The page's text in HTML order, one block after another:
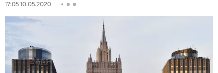
17:05 10.05.2020